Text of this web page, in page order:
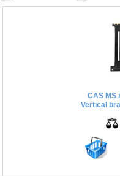
SMARTPHONE,
KOMPONENTE
CAS MS
Vertical